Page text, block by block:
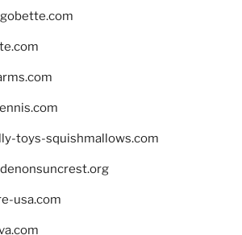
toys-squishmallows.com
usa.com